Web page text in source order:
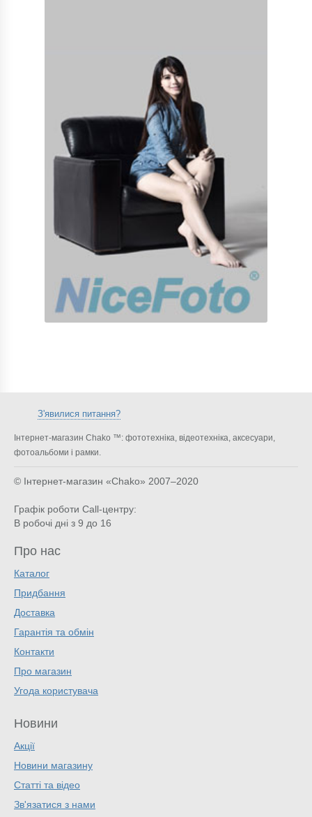
З'явилися питання?
Інтернет-магазин Chako ™: фототехніка, відеотехніка, аксесуари,
фотоальбоми і рамки.
© Інтернет-магазин «Chako» 2007–2020
Графік роботи Call-центру:
В робочі дні з 9 до 16
Про нас
Каталог
Придбання
Доставка
Гарантія та обмін
Контакти
Про магазин
Угода користувача
Новини
Акції
Новини магазину
Статті та відео
Зв'язатися з нами